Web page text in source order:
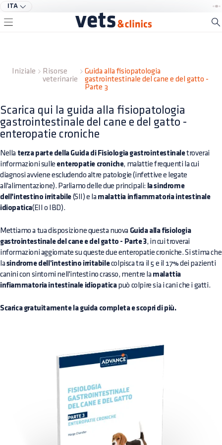
ITA
Iniziale
Risorse
veterinarie
Guida alla fisiopatologia
gastrointestinale del cane e del gatto -
Parte 3
Scarica qui la guida alla fisiopatologia
gastrointestinale del cane e del gatto -
enteropatie croniche
Nella terza parte della Guida di Fisiologia gastrointestinaletroverai
informazioni sulle enteropatie croniche, malattie frequenti la cui
diagnosi avviene escludendo altre patologie (infettive e legate
all'alimentazione). Parliamo delle due principali: la sindrome
dell’intestino irritabile (SII) e la malattia infiammatoria intestinale
idiopatica(EII o IBD).
Mettiamo a tua disposizione questa nuova Guida alla fisiologia
gastrointestinale del cane e del gatto - Parte 3, in cui troverai
informazioni aggiornate su queste due enteropatie croniche. Si stima che
la sindrome dell'intestino irritabilecolpisca tra il 5 e il 17% dei pazienti
canini con sintomi nell'intestino crasso, mentre la malattia
infiammatoria intestinale idiopaticapuò colpire sia i cani che i gatti.
Scarica gratuitamente la guida completa e scopri di più.